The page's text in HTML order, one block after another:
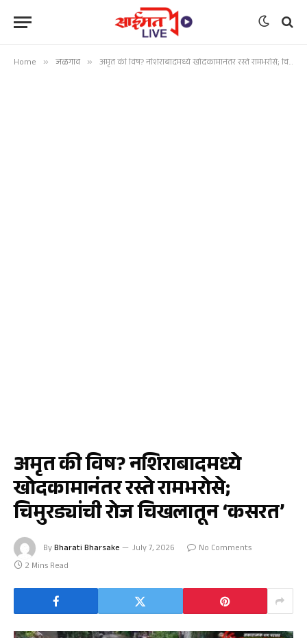
Home » जळगाव » अमृत की विष? नशिराबादमध्ये खोदकामानंतर रस्ते रामभरोसे; चिमुरड्यांची रोज चिखलातून ‘कसरत’
अमृत की विष? नशिराबादमध्ये
खोदकामानंतर रस्ते रामभरोसे;
चिमुरड्यांची रोज चिखलातून ‘कसरत’
ByBharati Bharsake July 7, 2026
No Comments
2 Mins Read